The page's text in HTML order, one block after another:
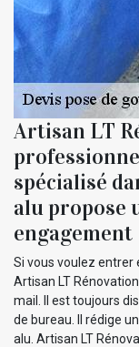
Artisan LT
spécialisé
alu propose
engagement
Si vous voulez entrer
Artisan LT
mail. Il est toujours
de bureau. Il rédige
alu. Artisan LT